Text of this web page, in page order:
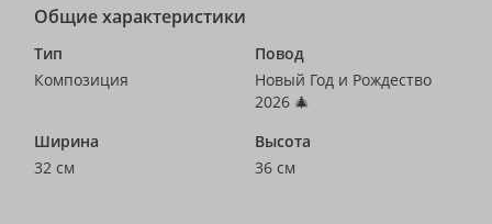
Общие характеристики
Тип
Композиция
Повод
Новый Год и Рождество
2026 🎄
Ширина
32 см
Высота
36 см